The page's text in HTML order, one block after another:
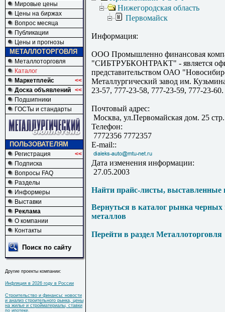
Мировые цены
Цены на биржах
Вопрос месяца
Публикации
Цены и прогнозы
МЕТАЛЛОТОРГОВЛЯ
Металлоторговля
Каталог
Маркетплейс
<<
Доска объявлений <<
Подшипники
ГОСТы и стандарты
ПОЛЬЗОВАТЕЛЯМ
Регистрация
<<
Подписка
Вопросы FAQ
Разделы
Информеры
Выставки
Реклама
О компании
Контакты
Поиск по сайту
Другие проекты компании:
Инфляция в 2026 году в России
Строительство и финансы: новости
и анализ строительного рынка, цены
на жилье и стройматериалы, ставки
по ипотеке.
Нижегородская область
Первомайск
Информация:
ООО Промышленно финансовая
"СИБТРУБКОНТРАКТ" - является
представительством ОАО
Металлургический завод им.
23-57, 777-23-58, 777-23-59, 777-23-60.
Почтовый адрес:
Москва, ул.Первомайская дом. 25
Телефон:
7772356 7772357
E-mail::
Дата изменения информации:
27.05.2003
Найти прайс-листы, выставленные
Вернуться в каталог рынка
металлов
Перейти в раздел Металлоторговля